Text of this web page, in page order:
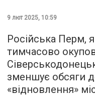
9 лют 2025, 10:59
Російська Перм,
тимчасово
зменшує обсяги
«відновлення»